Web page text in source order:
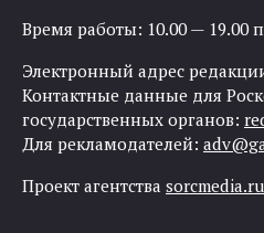
Время работы: 10.00 — 19.00
Электронный адрес
Контактные данные для
государственных органов:
Для рекламодателей:
Проект агентства sorcmedia.ru